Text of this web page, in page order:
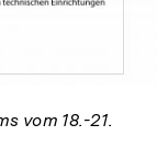
vom 18.-21.